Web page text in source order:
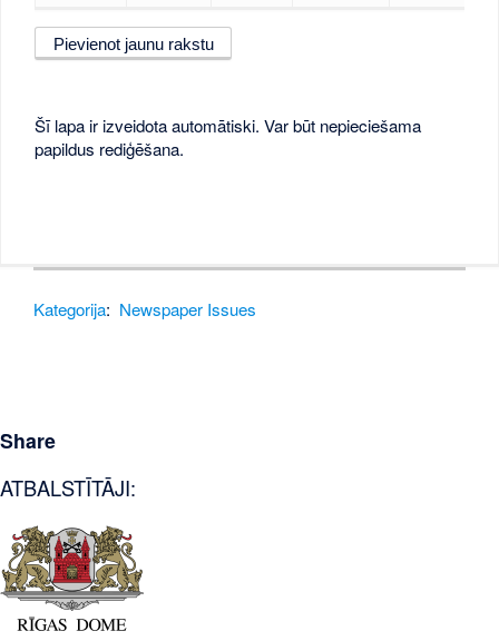
Pievienot jaunu rakstu
Šī lapa ir izveidota automātiski. Var būt nepieciešama
papildus rediģēšana.
Kategorija: Newspaper Issues
Share
ATBALSTĪTĀJI: